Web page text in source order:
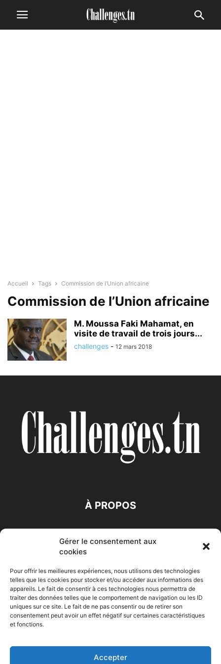
Gérer le consentement aux
cookies
Pour offrir les meilleures expériences, nous utilisons des technologies
telles que les cookies pour stocker et/ou accéder aux informations des
appareils. Le fait de consentir à ces technologies nous permettra de
traiter des données telles que le comportement de navigation ou les ID
uniques sur ce site. Le fait de ne pas consentir ou de retirer son
consentement peut avoir un effet négatif sur certaines caractéristiques
et fonctions.
Accepter
Accueil Tags Commission de l’Union africaine
Commission de l’Union africaine
M. Moussa Faki Mahamat, en
visite de travail de trois jours...
challenges - 12 mars 2018
À PROPOS
Accueil Economie Entreprises Entrepreneur
Maghreb